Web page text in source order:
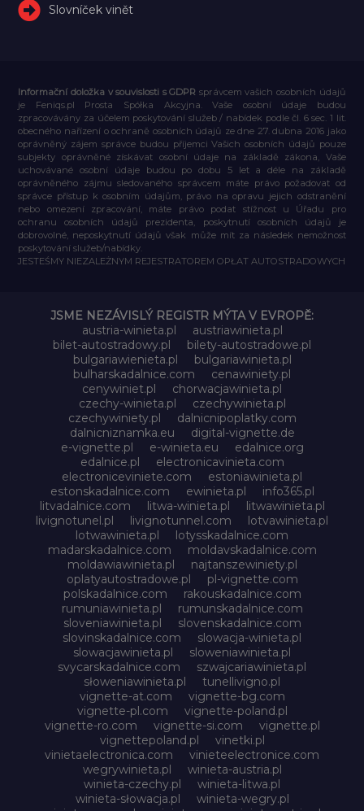
Slovníček vinět
Informační doložka v souvislosti s GDPR správcem vašich osobních údajů
je Feniqs.pl Prosta Spółka Akcyjna. Vaše osobní údaje budou
zpracovávány za účelem poskytování služeb / nabídek podle čl. 6 sec. 1 lit.
obecného nařízení o ochraně osobních údajů ze dne 27. dubna 2016 jako
oprávněný zájem správce budou příjemci Vašich osobních údajů pouze
subjekty oprávněné získávat osobní údaje na základě zákona, Vaše
uchovávané osobní údaje budou po dobu 5 let a déle na základě
oprávněného zájmu sledovaného správcem máte právo požadovat od
správce přístup k osobním údajům, právo na opravu jejich odstranění
nebo omezení zpracování, máte právo podat stížnost u Úřadu pro
ochranu osobních údajů prezidenta, poskytnutí osobních údajů je
dobrovolné, neposkytnutí údajů však může mít za následek nemožnost
poskytování služeb/nabídky.
JESTEŚMY NIEZALEŻNYM REJESTRATOREM OPŁAT AUTOSTRADOWYCH
JSME NEZÁVISLÝ REGISTR MÝTA V EVROPĚ:
austria-winieta.pl
austriawinieta.pl
bilet-autostradowy.pl
bilety-autostradowe.pl
bulgariawienieta.pl
bulgariawinieta.pl
bulharskadalnice.com
cenawiniety.pl
cenywiniet.pl
chorwacjawinieta.pl
czechy-winieta.pl
czechywinieta.pl
czechywiniety.pl
dalnicnipoplatky.com
dalnicniznamka.eu
digital-vignette.de
e-vignette.pl
e-winieta.eu
edalnice.org
edalnice.pl
electronicavinieta.com
electroniceviniete.com
estoniawinieta.pl
estonskadalnice.com
ewinieta.pl
info365.pl
litvadalnice.com
litwa-winieta.pl
litwawinieta.pl
livignotunel.pl
livignotunnel.com
lotvawinieta.pl
lotwawinieta.pl
lotysskadalnice.com
madarskadalnice.com
moldavskadalnice.com
moldawiawinieta.pl
najtanszewiniety.pl
oplatyautostradowe.pl
pl-vignette.com
polskadalnice.com
rakouskadalnice.com
rumuniawinieta.pl
rumunskadalnice.com
sloveniawinieta.pl
slovenskadalnice.com
slovinskadalnice.com
slowacja-winieta.pl
slowacjawinieta.pl
sloweniawinieta.pl
svycarskadalnice.com
szwajcariawinieta.pl
słoweniawinieta.pl
tunellivigno.pl
vignette-at.com
vignette-bg.com
vignette-pl.com
vignette-poland.pl
vignette-ro.com
vignette-si.com
vignette.pl
vignettepoland.pl
vinetki.pl
vinietaelectronica.com
vinieteelectronice.com
wegrywinieta.pl
winieta-austria.pl
winieta-czechy.pl
winieta-litwa.pl
winieta-słowacja.pl
winieta-wegry.pl